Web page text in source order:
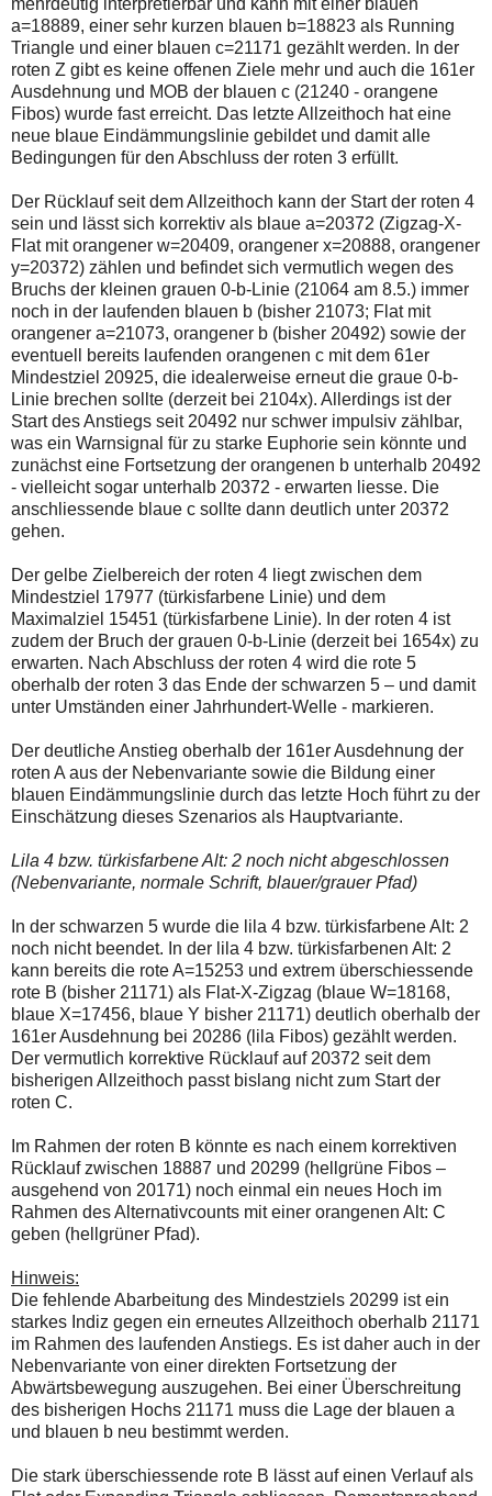
a=18889, einer sehr kurzen blauen b=18823 als Running
Triangle und einer blauen c=21171 gezählt werden. In der
roten Z gibt es keine offenen Ziele mehr und auch die 161er
Ausdehnung und MOB der blauen c (21240 - orangene
Fibos) wurde fast erreicht. Das letzte Allzeithoch hat eine
neue blaue Eindämmungslinie gebildet und damit alle
Bedingungen für den Abschluss der roten 3 erfüllt.
Der Rücklauf seit dem Allzeithoch kann der Start der roten 4
sein und lässt sich korrektiv als blaue a=20372 (Zigzag-X-
Flat mit orangener w=20409, orangener x=20888, orangener
y=20372) zählen und befindet sich vermutlich wegen des
Bruchs der kleinen grauen 0-b-Linie (21064 am 8.5.) immer
noch in der laufenden blauen b (bisher 21073; Flat mit
orangener a=21073, orangener b (bisher 20492) sowie der
eventuell bereits laufenden orangenen c mit dem 61er
Mindestziel 20925, die idealerweise erneut die graue 0-b-
Linie brechen sollte (derzeit bei 2104x). Allerdings ist der
Start des Anstiegs seit 20492 nur schwer impulsiv zählbar,
was ein Warnsignal für zu starke Euphorie sein könnte und
zunächst eine Fortsetzung der orangenen b unterhalb 20492
- vielleicht sogar unterhalb 20372 - erwarten liesse. Die
anschliessende blaue c sollte dann deutlich unter 20372
gehen.
Der gelbe Zielbereich der roten 4 liegt zwischen dem
Mindestziel 17977 (türkisfarbene Linie) und dem
Maximalziel 15451 (türkisfarbene Linie). In der roten 4 ist
zudem der Bruch der grauen 0-b-Linie (derzeit bei 1654x) zu
erwarten. Nach Abschluss der roten 4 wird die rote 5
oberhalb der roten 3 das Ende der schwarzen 5 – und damit
unter Umständen einer Jahrhundert-Welle - markieren.
Der deutliche Anstieg oberhalb der 161er Ausdehnung der
roten A aus der Nebenvariante sowie die Bildung einer
blauen Eindämmungslinie durch das letzte Hoch führt zu der
Einschätzung dieses Szenarios als Hauptvariante.
Lila 4 bzw. türkisfarbene Alt: 2 noch nicht abgeschlossen
(Nebenvariante, normale Schrift, blauer/grauer Pfad)
In der schwarzen 5 wurde die lila 4 bzw. türkisfarbene Alt: 2
noch nicht beendet. In der lila 4 bzw. türkisfarbenen Alt: 2
kann bereits die rote A=15253 und extrem überschiessende
rote B (bisher 21171) als Flat-X-Zigzag (blaue W=18168,
blaue X=17456, blaue Y bisher 21171) deutlich oberhalb der
161er Ausdehnung bei 20286 (lila Fibos) gezählt werden.
Der vermutlich korrektive Rücklauf auf 20372 seit dem
bisherigen Allzeithoch passt bislang nicht zum Start der
roten C.
Im Rahmen der roten B könnte es nach einem korrektiven
Rücklauf zwischen 18887 und 20299 (hellgrüne Fibos –
ausgehend von 20171) noch einmal ein neues Hoch im
Rahmen des Alternativcounts mit einer orangenen Alt: C
geben (hellgrüner Pfad).
Hinweis:
Die fehlende Abarbeitung des Mindestziels 20299 ist ein
starkes Indiz gegen ein erneutes Allzeithoch oberhalb 21171
im Rahmen des laufenden Anstiegs. Es ist daher auch in der
Nebenvariante von einer direkten Fortsetzung der
Abwärtsbewegung auszugehen. Bei einer Überschreitung
des bisherigen Hochs 21171 muss die Lage der blauen a
und blauen b neu bestimmt werden.
Die stark überschiessende rote B lässt auf einen Verlauf als